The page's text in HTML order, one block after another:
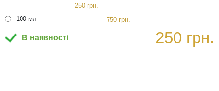
250 грн.
100 мл
750 грн.
В наявності 250 грн.